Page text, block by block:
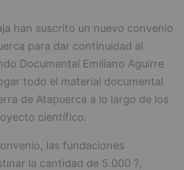
han suscrito un nuevo convenio
para dar continuidad al
Documental Emiliano Aguirre
todo el material documental
de Atapuerca a lo largo de los
científico.
las fundaciones
la cantidad de 5.000 ?,